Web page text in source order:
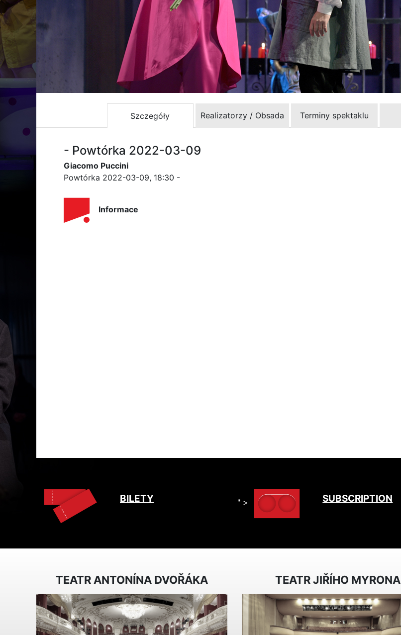
Szczegóły Realizatorzy / Obsada Terminy spektaklu
- Powtórka 2022-03-09
Giacomo Puccini
Powtórka 2022-03-09, 18:30 -
Informace
BILETY " > SUBSCRIPTION
TEATR ANTONÍNA DVOŘÁKA TEATR JIŘÍHO MYRONA